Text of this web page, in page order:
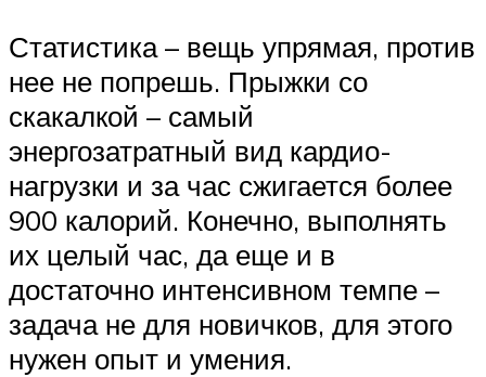
Статистика – вещь упрямая, против
нее не попрешь. Прыжки со
скакалкой – самый
энергозатратный вид кардио-
нагрузки и за час сжигается более
900 калорий. Конечно, выполнять
их целый час, да еще и в
достаточно интенсивном темпе –
задача не для новичков, для этого
нужен опыт и умения.